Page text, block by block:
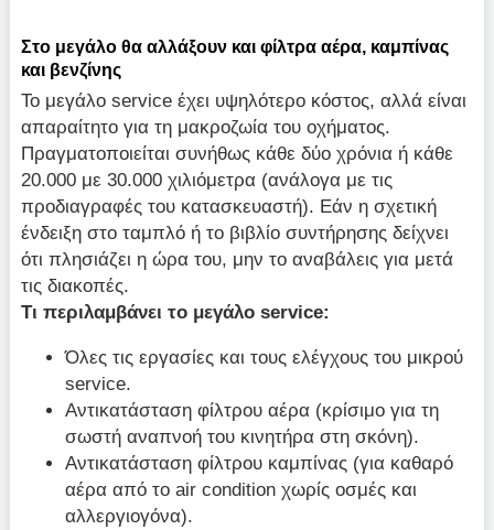
Στο μεγάλο θα αλλάξουν και φίλτρα αέρα, καμπίνας
και βενζίνης
Το μεγάλο service έχει υψηλότερο κόστος, αλλά είναι
απαραίτητο για τη μακροζωία του οχήματος.
Πραγματοποιείται συνήθως κάθε δύο χρόνια ή κάθε
20.000 με 30.000 χιλιόμετρα (ανάλογα με τις
προδιαγραφές του κατασκευαστή). Εάν η σχετική
ένδειξη στο ταμπλό ή το βιβλίο συντήρησης δείχνει
ότι πλησιάζει η ώρα του, μην το αναβάλεις για μετά
τις διακοπές.
Τι περιλαμβάνει το μεγάλο service:
Όλες τις εργασίες και τους ελέγχους του μικρού
service.
Αντικατάσταση φίλτρου αέρα (κρίσιμο για τη
σωστή αναπνοή του κινητήρα στη σκόνη).
Αντικατάσταση φίλτρου καμπίνας (για καθαρό
αέρα από το air condition χωρίς οσμές και
αλλεργιογόνα).